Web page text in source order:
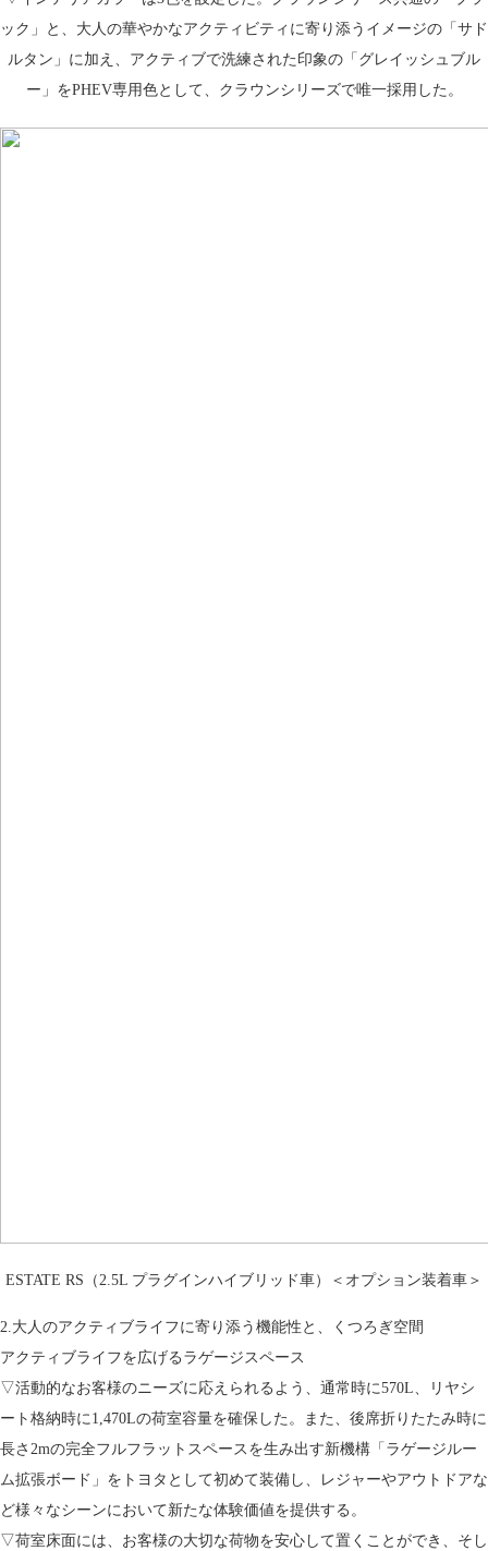
ック」と、大人の華やかなアクティビティに寄り添うイメージの「サド
ルタン」に加え、アクティブで洗練された印象の「グレイッシュブル
ー」をPHEV専用色として、クラウンシリーズで唯一採用した。
ESTATE RS（2.5L プラグインハイブリッド車）＜オプション装着車＞
2.大人のアクティブライフに寄り添う機能性と、くつろぎ空間
アクティブライフを広げるラゲージスペース
▽活動的なお客様のニーズに応えられるよう、通常時に570L、リヤシ
ート格納時に1,470Lの荷室容量を確保した。また、後席折りたたみ時に
長さ2mの完全フルフラットスペースを生み出す新機構「ラゲージルー
ム拡張ボード」をトヨタとして初めて装備し、レジャーやアウトドアな
ど様々なシーンにおいて新たな体験価値を提供する。
▽荷室床面には、お客様の大切な荷物を安心して置くことができ、そし